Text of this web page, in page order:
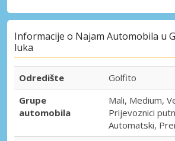
Informacije o Najam Automobila u
luka
Odredište
Golfito
Grupe
automobila
Mali, Medium,
Prijevoznici
Automatski,